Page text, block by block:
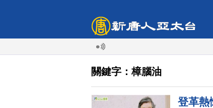
關鍵字：樟腦油
登革熱